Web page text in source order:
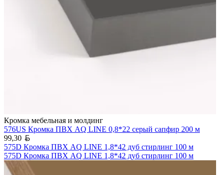
Кромка мебельная и молдинг
576US Кромка ПВХ AQ LINE 0,8*22 серый сапфир 200 м
99,30
575D Кромка ПВХ AQ LINE 1,8*42 дуб стирлинг 100 м
575D Кромка ПВХ AQ LINE 1,8*42 дуб стирлинг 100 м